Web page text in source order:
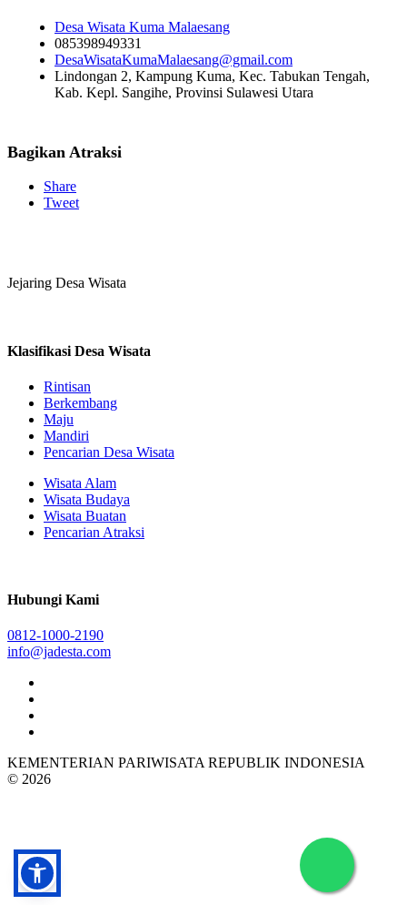
Desa Wisata Kuma Malaesang
085398949331
DesaWisataKumaMalaesang@gmail.com
Lindongan 2, Kampung Kuma, Kec. Tabukan Tengah,
Kab. Kepl. Sangihe, Provinsi Sulawesi Utara
Bagikan Atraksi
Share
Tweet
Jejaring Desa Wisata
Klasifikasi Desa Wisata
Rintisan
Berkembang
Maju
Mandiri
Pencarian Desa Wisata
Wisata Alam
Wisata Budaya
Wisata Buatan
Pencarian Atraksi
Hubungi Kami
0812-1000-2190
info@jadesta.com
KEMENTERIAN PARIWISATA REPUBLIK INDONESIA
© 2026